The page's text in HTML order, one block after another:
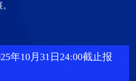
年10月31日24:00截止报